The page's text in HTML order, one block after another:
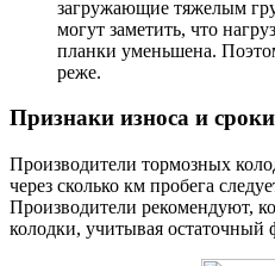
загружающие тяжелым
могут заметить, что
планки уменьшена.
реже.
Признаки износа и
Производители тормозных
через сколько км пробега
Производители рекомендуют,
колодки, учитывая